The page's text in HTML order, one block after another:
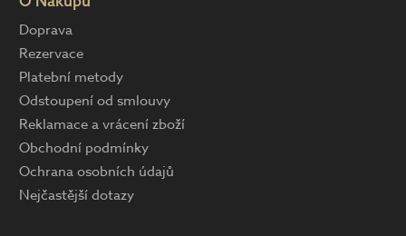
Doprava
Rezervace
Platební metody
Odstoupení od smlouvy
Reklamace a vrácení zboží
Obchodní podmínky
Ochrana osobních údajů
Nejčastější dotazy